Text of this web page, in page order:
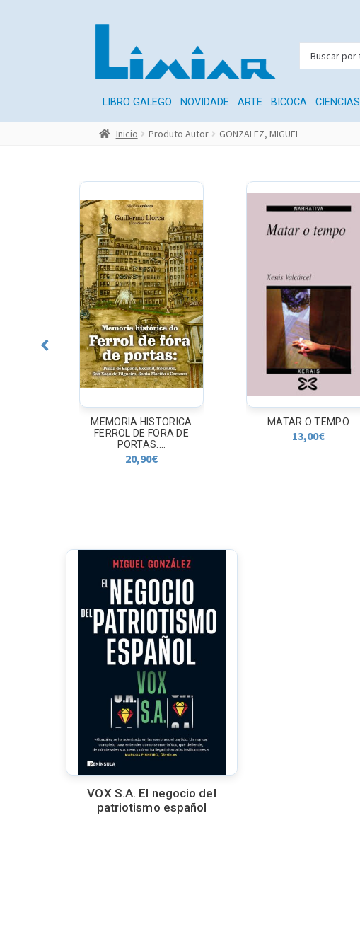
LIBRO GALEGO NOVIDADE ARTE BICOCA CIENCIAS
Inicio Produto Autor GONZALEZ, MIGUEL
MEMORIA HISTORICA
FERROL DE FORA DE
PORTAS....
20,90€
MATAR O TEMPO
13,00€
VOX S.A. El negocio del
patriotismo español